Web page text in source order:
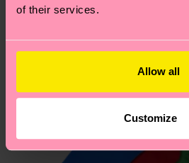
of their services.
Allow all
Customize
Du hast Fragen zu einer
Hilfebereich im Artikel
am häufigsten gestellten